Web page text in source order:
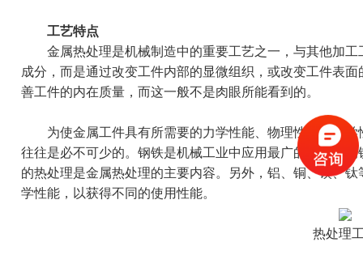
工艺特点
金属热处理是机械制造中的重要工艺之一，与其他加工
成分，而是通过改变工件内部的显微组织，或改变工件表
善工件的内在质量，而这一般不是肉眼所能看到的。
为使金属工件具有所需要的力学性能、物理性能和化学
往往是必不可少的。钢铁是机械工业中应用最广的材料，
的热处理是金属热处理的主要内容。另外，铝、铜、镁、
学性能，以获得不同的使用性能。
热处理